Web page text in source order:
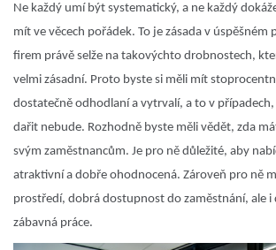
Ne každý umí být systematický, a ne každý
mít ve věcech pořádek. To je zásada v
firem právě selže na takovýchto drobnostech,
velmi zásadní. Proto byste si měli mít
dostatečně odhodlaní a vytrvalí, a to v případech,
dařit nebude. Rozhodně byste měli vědět, zda
svým zaměstnancům. Je pro ně důležité, aby
atraktivní a dobře ohodnocená. Zároveň pro ně
prostředí, dobrá dostupnost do zaměstnání, ale i
zábavná práce.